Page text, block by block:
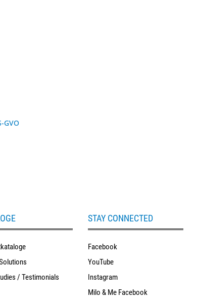
/ Testimonials
STAY CONNECTED
Facebook
YouTube
Instagram
Milo & Me Facebook